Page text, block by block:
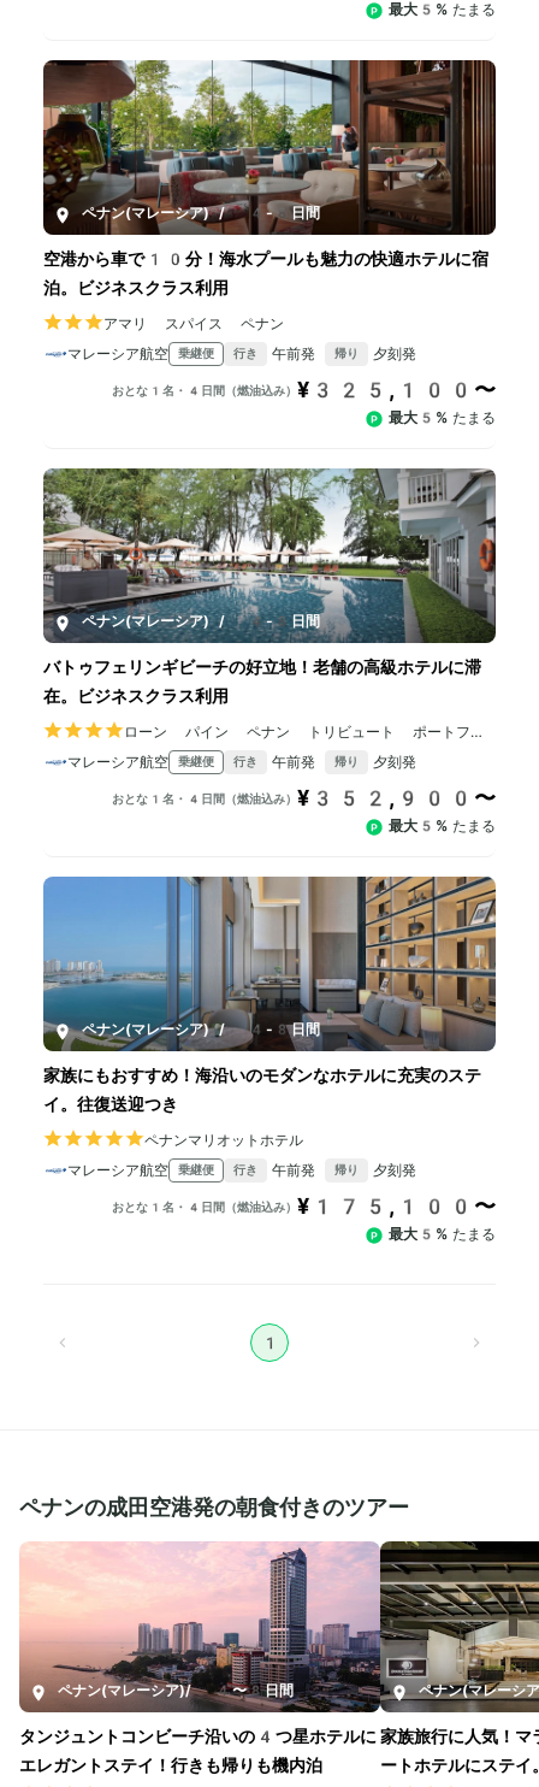
最大5% たまる
ペナン(マレーシア) / 4-8日間
空港から車で10分！海水プールも魅力の快適ホテルに宿
泊。ビジネスクラス利用
アマリ スパイス ペナン
マレーシア航空
乗継便 行き 午前発 帰り 夕刻発
おとな1名・4日間（燃油込み） ¥325,100〜
最大5% たまる
ペナン(マレーシア) / 4-8日間
バトゥフェリンギビーチの好立地！老舗の高級ホテルに滞
在。ビジネスクラス利用
ローン パイン ペナン トリビュート ポートフォ
リオ リゾート
マレーシア航空 乗継便 行き 午前発 帰り 夕刻発
おとな1名・4日間（燃油込み） ¥352,900〜
最大5% たまる
ペナン(マレーシア) / 4-8日間
家族にもおすすめ！海沿いのモダンなホテルに充実のステ
イ。往復送迎つき
ペナンマリオットホテル
マレーシア航空
乗継便 行き 午前発 帰り 夕刻発
おとな1名・4日間（燃油込み） ¥175,100〜
最大5% たまる
1
ペナンの成田空港発の朝食付きのツアー
ペナン(マレーシア)/ 4〜8日間
タンジュントコンビーチ沿いの4つ星ホテルに
エレガントステイ！行きも帰りも機内泊
ペナン(マレーシ
家族旅行に人気！マ
ートホテルにステイ